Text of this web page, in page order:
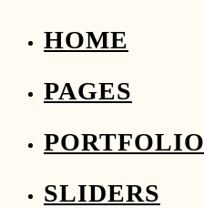
HOME
PAGES
PORTFOLIO
SLIDERS